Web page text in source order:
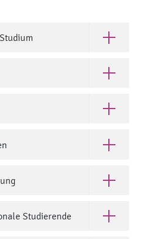
Öffne
Öffne
Öffne
Öffne
Öffne
Studierende Öffne